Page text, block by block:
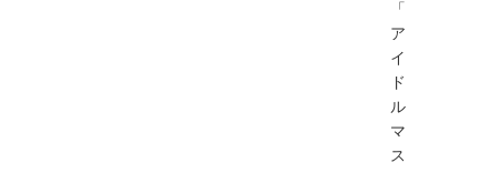
「
ア
イ
ド
ル
マ
ス